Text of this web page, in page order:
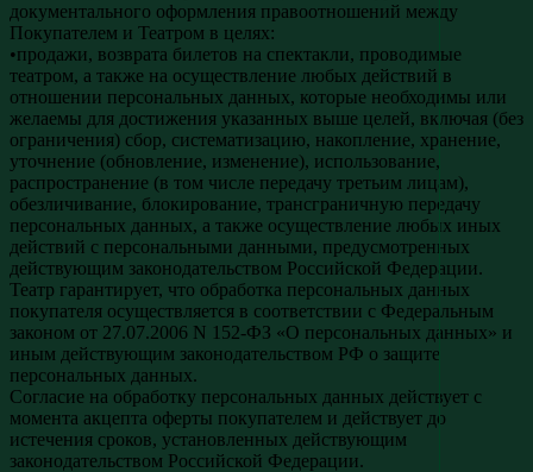
документального оформления правоотношений между
Покупателем и Театром в целях:
•продажи, возврата билетов на спектакли, проводимые
театром, а также на осуществление любых действий в
отношении персональных данных, которые необходимы или
желаемы для достижения указанных выше целей, включая (без
ограничения) сбор, систематизацию, накопление, хранение,
уточнение (обновление, изменение), использование,
распространение (в том числе передачу третьим лицам),
обезличивание, блокирование, трансграничную передачу
персональных данных, а также осуществление любых иных
действий с персональными данными, предусмотренных
действующим законодательством Российской Федерации.
Театр гарантирует, что обработка персональных данных
покупателя осуществляется в соответствии с Федеральным
законом от 27.07.2006 N 152-ФЗ «О персональных данных» и
иным действующим законодательством РФ о защите
персональных данных.
Согласие на обработку персональных данных действует с
момента акцепта оферты покупателем и действует до
истечения сроков, установленных действующим
законодательством Российской Федерации.